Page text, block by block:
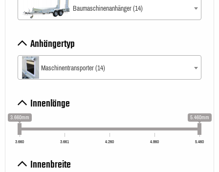
Baumaschinenanhänger (14)
Anhängertyp
Maschinentransporter (14)
Innenlänge
3.660mm 5.460mm
3.660 3.661 4.260 4.860 5.460
Innenbreite